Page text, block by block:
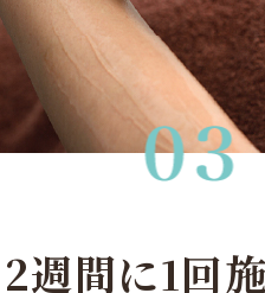
2週間に1回